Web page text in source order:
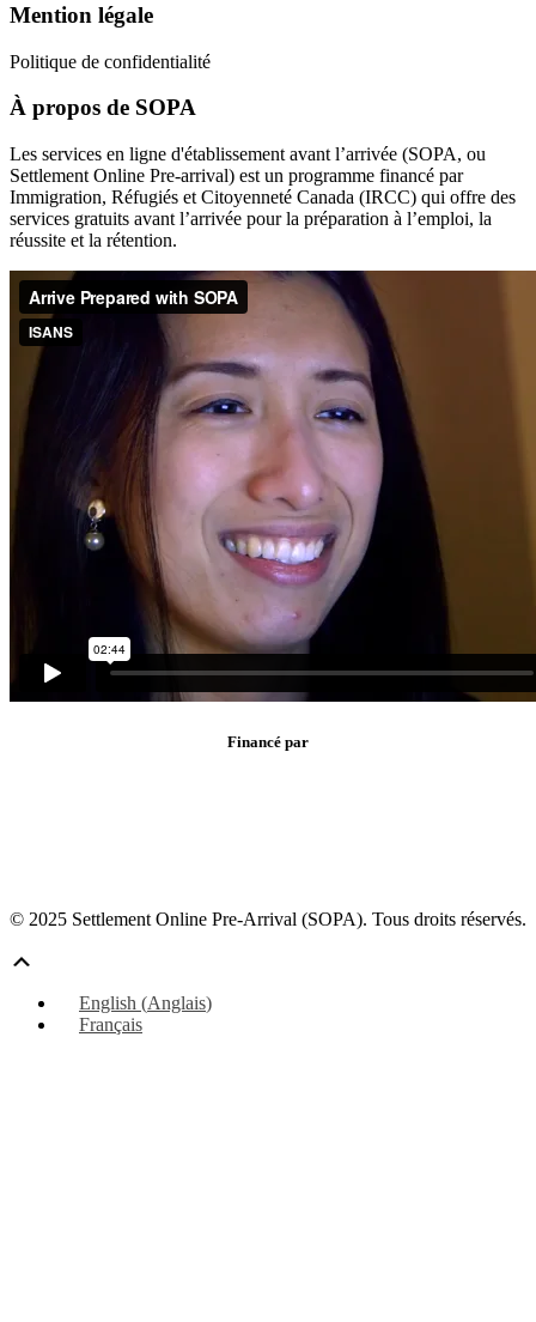
Mention légale
Politique de confidentialité
À propos de SOPA
Les services en ligne d'établissement avant l’arrivée (SOPA, ou
Settlement Online Pre-arrival) est un programme financé par
Immigration, Réfugiés et Citoyenneté Canada (IRCC) qui offre des
services gratuits avant l’arrivée pour la préparation à l’emploi, la
réussite et la rétention.
Financé par
© 2025 Settlement Online Pre-Arrival (SOPA). Tous droits réservés.
le
haut
English (Anglais)
Français